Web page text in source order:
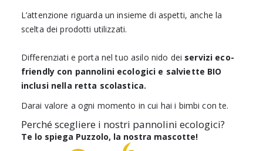
L’attenzione riguarda un insieme di aspetti, anche la
scelta dei prodotti utilizzati.
Differenziati e porta nel tuo asilo nido dei servizi eco-
friendly con pannolini ecologici e salviette BIO
inclusi nella retta scolastica.
Darai valore a ogni momento in cui hai i bimbi con te.
Perché scegliere i nostri pannolini ecologici?
Te lo spiega Puzzolo, la nostra mascotte!